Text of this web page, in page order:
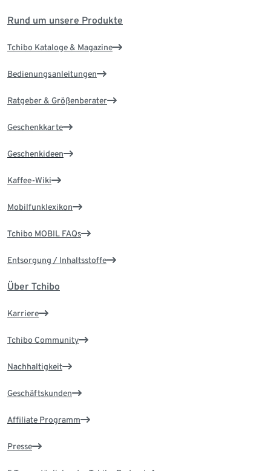
Rund um unsere Produkte
Tchibo Kataloge & Magazine
Bedienungsanleitungen
Ratgeber & Größenberater
Geschenkkarte
Geschenkideen
Kaffee-Wiki
Mobilfunklexikon
Tchibo MOBIL FAQs
Entsorgung / Inhaltsstoffe
Über Tchibo
Karriere
Tchibo Community
Nachhaltigkeit
Geschäftskunden
Affiliate Programm
Presse